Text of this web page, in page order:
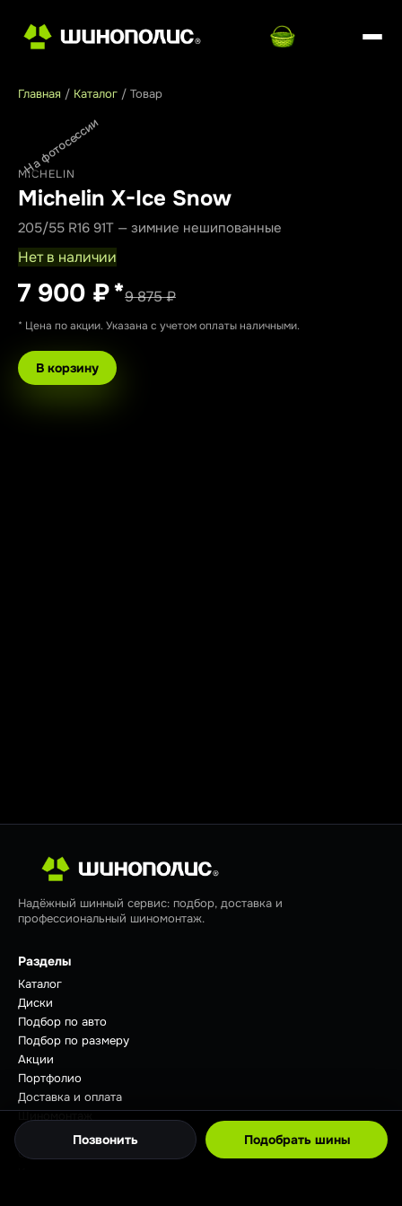
Главная / Каталог / Товар
На фотосессии
MICHELIN
Michelin X-Ice Snow
205/55 R16 91T — зимние нешипованные
Нет в наличии
7 900 ₽*9 875 ₽
* Цена по акции. Указана с учетом оплаты наличными.
В корзину
Позвонить Подобрать шины
Надёжный шинный сервис: подбор, доставка и
профессиональный шиномонтаж.
Разделы
Каталог
Диски
Подбор по авто
Подбор по размеру
Акции
Портфолио
Доставка и оплата
Шиномонтаж
Советы